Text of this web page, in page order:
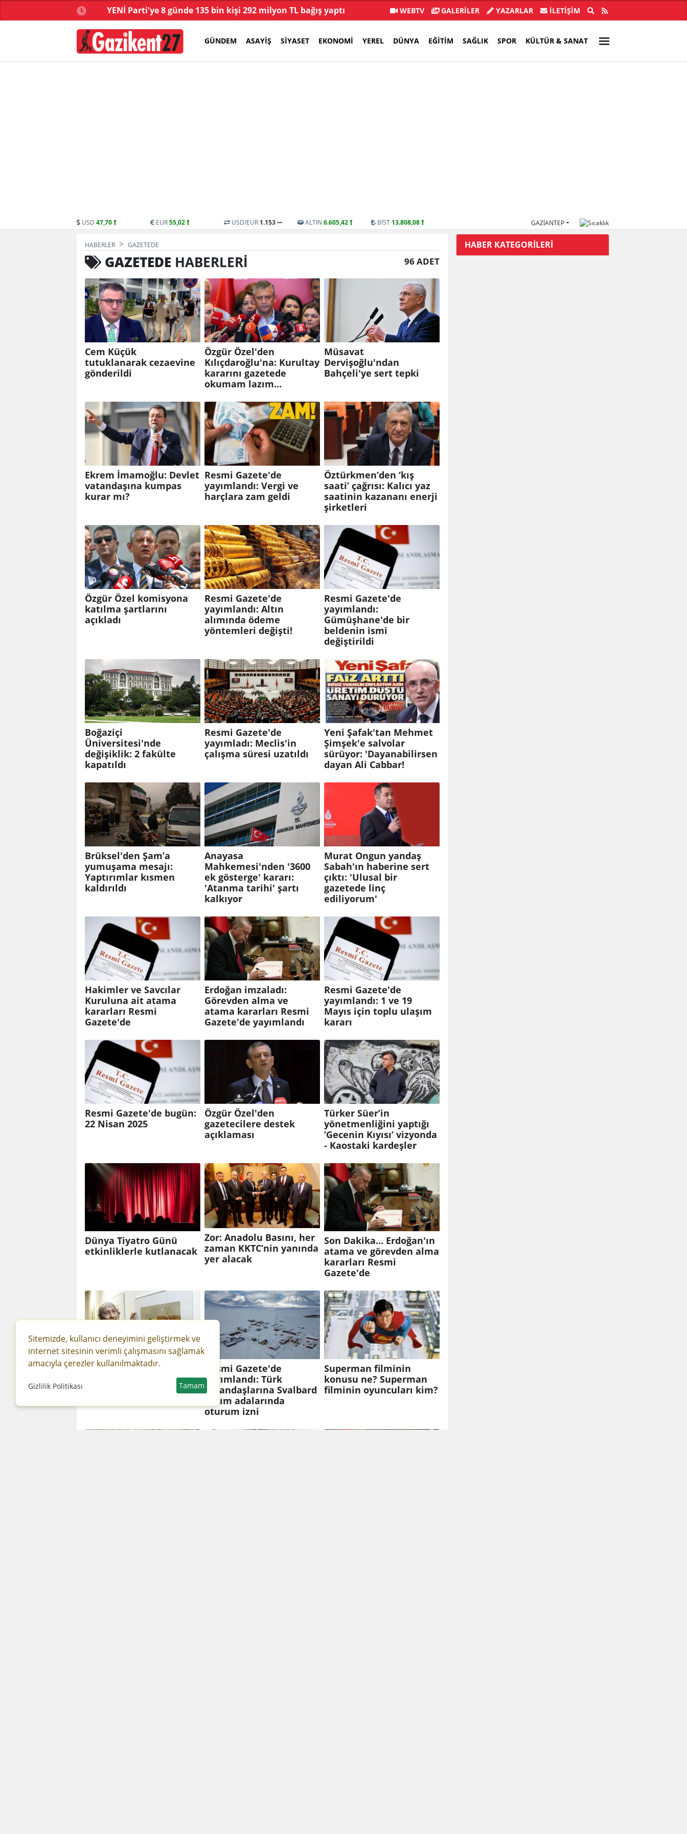
dalga operasyon YENİ Parti'ye 8 günde 135 bin kişi 292 milyon TL bağış yaptı Veli Ağbaba'nın abisi Hür Ağbaba tutuklandı
WEBTV GALERİLER YAZARLAR İLETIŞIM
GÜNDEM ASAYIŞ SIYASET EKONOMI YEREL DÜNYA EĞITIM SAĞLIK SPOR KÜLTÜR & SANAT
USD 47,70 EUR55,02 USD/EUR 1.153 ALTIN 6.605,42 BİST 13.808,08 GAZIANTEP
HABERLER GAZETEDE
GAZETEDE HABERLERI 96 ADET
Cem Küçük
tutuklanarak cezaevine
gönderildi
Özgür Özel'den
Kılıçdaroğlu'na: Kurultay
kararını gazetede
okumam lazım...
Müsavat
Dervişoğlu'ndan
Bahçeli'ye sert tepki
Ekrem İmamoğlu: Devlet
vatandaşına kumpas
kurar mı?
Resmi Gazete'de
yayımlandı: Vergi ve
harçlara zam geldi
Öztürkmen’den ‘kış
saati’ çağrısı: Kalıcı yaz
saatinin kazananı enerji
şirketleri
Özgür Özel komisyona
katılma şartlarını
açıkladı
Resmi Gazete'de
yayımlandı: Altın
alımında ödeme
yöntemleri değişti!
Resmi Gazete'de
yayımlandı:
Gümüşhane'de bir
beldenin ismi
değiştirildi
Boğaziçi
Üniversitesi'nde
değişiklik: 2 fakülte
kapatıldı
Resmi Gazete'de
yayımladı: Meclis'in
çalışma süresi uzatıldı
Yeni Şafak'tan Mehmet
Şimşek'e salvolar
sürüyor: 'Dayanabilirsen
dayan Ali Cabbar!
Brüksel'den Şam’a
yumuşama mesajı:
Yaptırımlar kısmen
kaldırıldı
Anayasa
Mahkemesi'nden '3600
ek gösterge' kararı:
'Atanma tarihi' şartı
kalkıyor
Murat Ongun yandaş
Sabah'ın haberine sert
çıktı: 'Ulusal bir
gazetede linç
ediliyorum'
Hakimler ve Savcılar
Kuruluna ait atama
kararları Resmi
Gazete'de
Erdoğan imzaladı:
Görevden alma ve
atama kararları Resmi
Gazete'de yayımlandı
Resmi Gazete'de
yayımlandı: 1 ve 19
Mayıs için toplu ulaşım
kararı
Resmi Gazete'de bugün:
22 Nisan 2025
Özgür Özel'den
gazetecilere destek
açıklaması
Türker Süer’in
yönetmenliğini yaptığı
‘Gecenin Kıyısı’ vizyonda
- Kaostaki kardeşler
Dünya Tiyatro Günü
etkinliklerle kutlanacak
Zor: Anadolu Basını, her
zaman KKTC’nin yanında
yer alacak
Son Dakika... Erdoğan'ın
atama ve görevden alma
kararları Resmi
Gazete'de
Usta çizer 15 yıl önce
Resmi Gazete'de
yayımlandı: Türk
vatandaşlarına Svalbard
takım adalarında
oturum izni
Superman filminin
konusu ne? Superman
filminin oyuncuları kim?
HABER KATEGORİLERİ
Sitemizde, kullanıcı deneyimini geliştirmek ve
internet sitesinin verimli çalışmasını sağlamak
amacıyla çerezler kullanılmaktadır.
Gizlilik Politikası Tamam